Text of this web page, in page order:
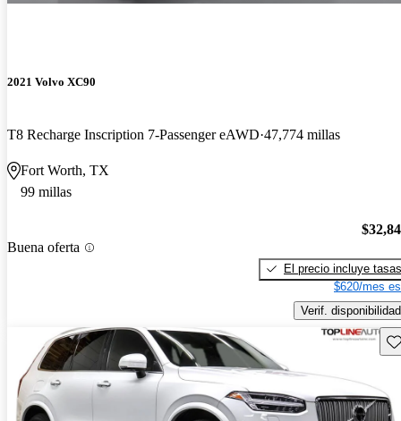
2021 Volvo XC90
T8 Recharge Inscription 7-Passenger eAWD 47,774 millas
Fort Worth, TX
99 millas
Buena oferta
El precio incluye tasas
$620/mes
Verif. disponibilidad